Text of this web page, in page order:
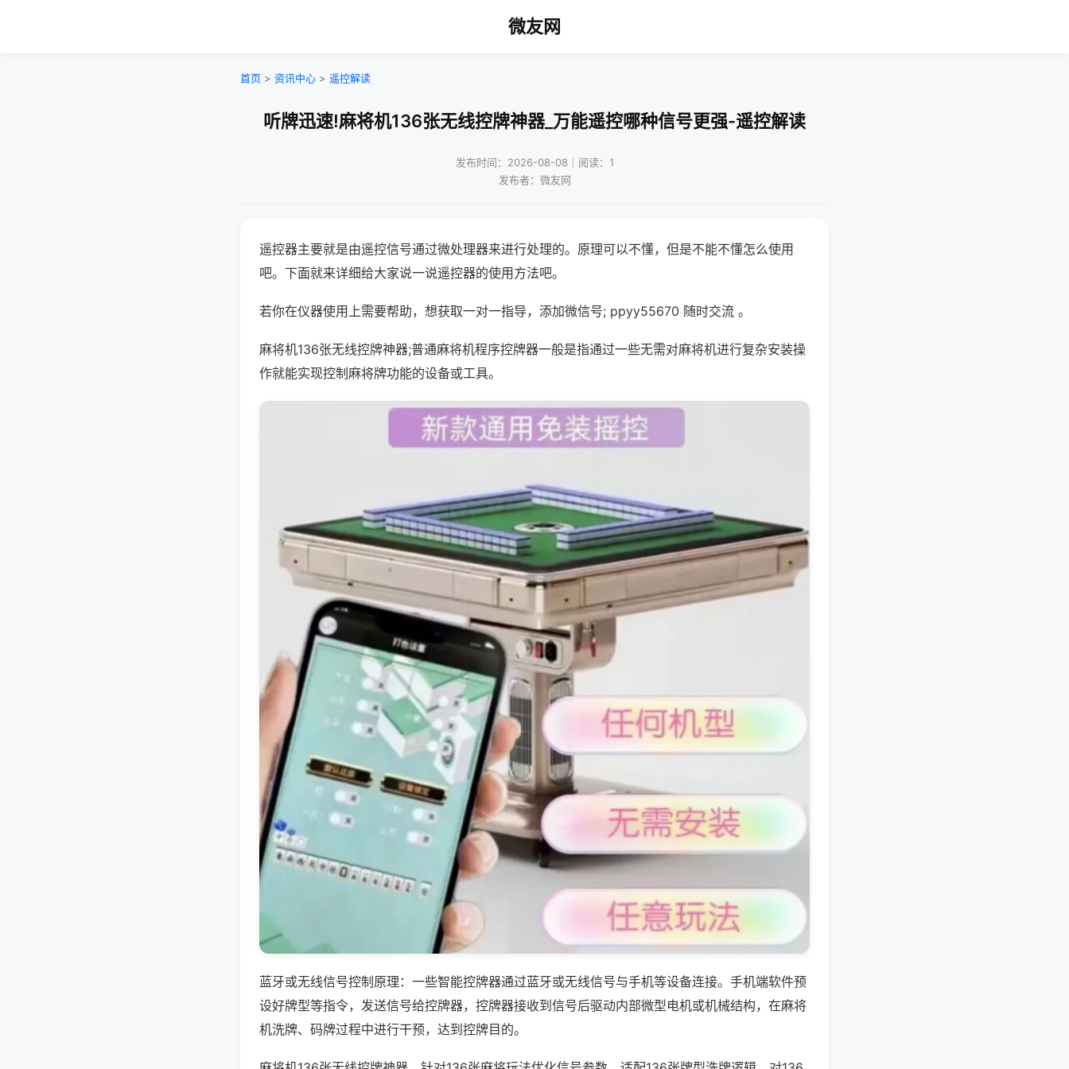
微友网
首页 > 资讯中心 > 遥控解读
听牌迅速!麻将机136张无线控牌神器_万能遥控哪种信号更强-遥控解读
发布时间：2026-08-08｜阅读：1
发布者：微友网
遥控器主要就是由遥控信号通过微处理器来进行处理的。原理可以不懂，但是不能不懂怎么使用
吧。下面就来详细给大家说一说遥控器的使用方法吧。
若你在仪器使用上需要帮助，想获取一对一指导，添加微信号; ppyy55670 随时交流 。
麻将机136张无线控牌神器;普通麻将机程序控牌器一般是指通过一些无需对麻将机进行复杂安装操
作就能实现控制麻将牌功能的设备或工具。
蓝牙或无线信号控制原理：一些智能控牌器通过蓝牙或无线信号与手机等设备连接。手机端软件预
设好牌型等指令，发送信号给控牌器，控牌器接收到信号后驱动内部微型电机或机械结构，在麻将
机洗牌、码牌过程中进行干预，达到控牌目的。